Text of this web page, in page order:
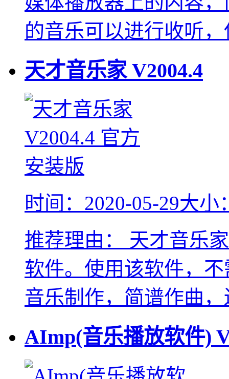
的音乐可以进行收听
天才音乐家V2004.4
时间：2020-05-29大小
推荐理由：
天才音乐
软件。使用该软件，
音乐制作，简谱作曲
AImp(音乐播放软件)